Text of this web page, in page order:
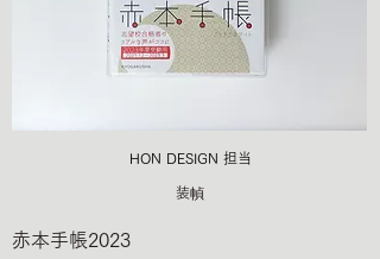
HON DESIGN​ 担当
装幀
赤本手帳2023